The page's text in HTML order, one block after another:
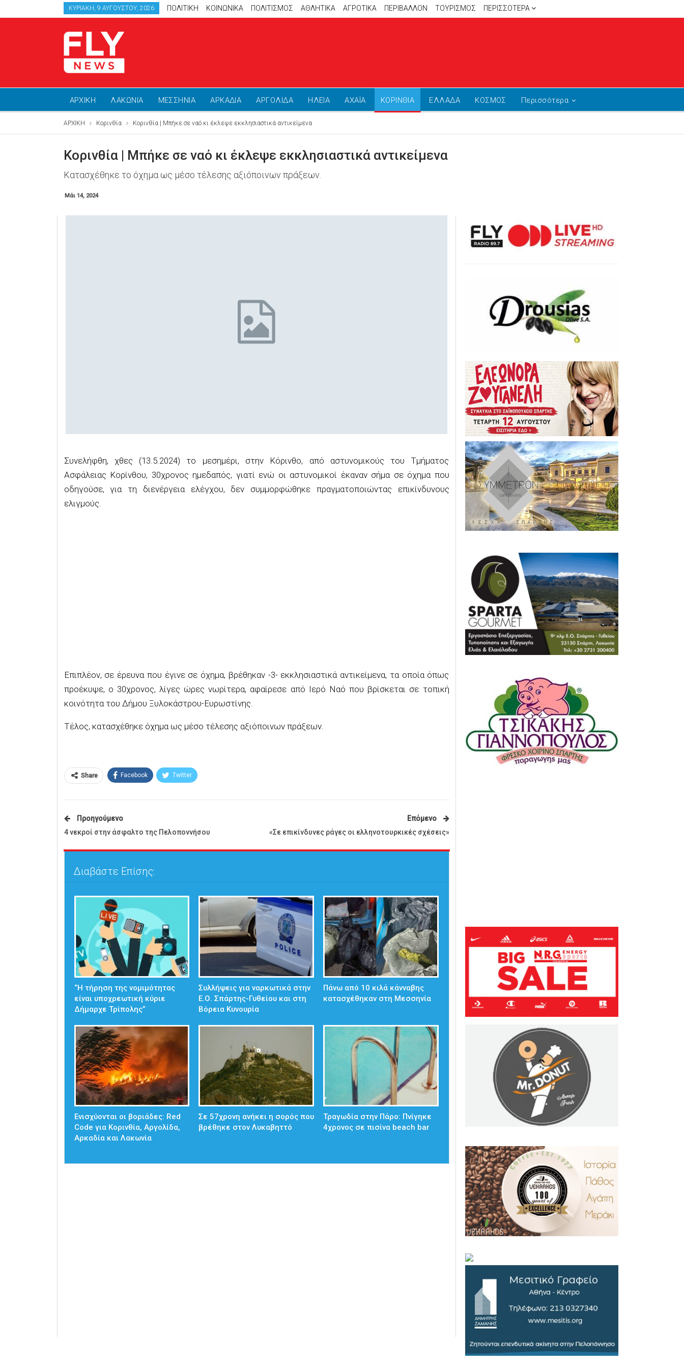
ΚΥΡΙΑΚΉ, 9 ΑΥΓΟΎΣΤΟΥ, 2026 ΠΟΛΙΤΙΚΗ ΚΟΙΝΩΝΙΚΑ ΠΟΛΙΤΙΣΜΟΣ ΑΘΛΗΤΙΚΆ ΑΓΡΟΤΙΚΑ ΠΕΡΙΒΑΛΛΟΝ ΤΟΥΡΙΣΜΟΣ ΠΕΡΙΣΣΌΤΕΡΑ
ΑΡΧΙΚΗ ΛΑΚΩΝΙΑ ΜΕΣΣΗΝΙΑ ΑΡΚΑΔΙΑ ΑΡΓΟΛΙΔΑ ΗΛΕΙΑ ΑΧΑΪΑ ΚΟΡΙΝΘΙΑ ΕΛΛΑΔΑ ΚΟΣΜΟΣ Περισσότερα
ΑΡΧΙΚΗ Κορινθία Κορινθία | Μπήκε σε ναό κι έκλεψε εκκλησιαστικά αντικείμενα
Κορινθία | Μπήκε σε ναό κι έκλεψε εκκλησιαστικά αντικείμενα
Κατασχέθηκε το όχημα ως μέσο τέλεσης αξιόποινων πράξεων.
Μάι 14, 2024
Συνελήφθη, χθες (13.5.2024) το μεσημέρι, στην Κόρινθο, από αστυνομικούς του Τμήματος
Ασφάλειας Κορίνθου, 30χρονος ημεδαπός, γιατί ενώ οι αστυνομικοί έκαναν σήμα σε όχημα που
οδηγούσε, για τη διενέργεια ελέγχου, δεν συμμορφώθηκε πραγματοποιώντας επικίνδυνους
ελιγμούς.
Επιπλέον, σε έρευνα που έγινε σε όχημα, βρέθηκαν -3- εκκλησιαστικά αντικείμενα, τα οποία όπως
προέκυψε, ο 30χρονος, λίγες ώρες νωρίτερα, αφαίρεσε από Ιερό Ναό που βρίσκεται σε τοπική
κοινότητα του Δήμου Ξυλοκάστρου-Ευρωστίνης.
Τέλος, κατασχέθηκε όχημα ως μέσο τέλεσης αξιόποινων πράξεων.
Share Facebook Twitter
Προηγούμενο
4 νεκροί στην άσφαλτο της Πελοποννήσου
Επόμενο
«Σε επικίνδυνες ράγες οι ελληνοτουρκικές σχέσεις»
Διαβάστε Επίσης:
“Η τήρηση της νομιμότητας
είναι υποχρεωτική κύριε
Δήμαρχε Τρίπολης”
Συλλήψεις για ναρκωτικά στην
Ε.Ο. Σπάρτης-Γυθείου και στη
Βόρεια Κυνουρία
Πάνω από 10 κιλά κάνναβης
κατασχέθηκαν στη Μεσσηνία
Ενισχύονται οι βοριάδες: Red
Code για Κορινθία, Αργολίδα,
Αρκαδία και Λακωνία
Σε 57χρονη ανήκει η σορός που
βρέθηκε στον Λυκαβηττό
Τραγωδία στην Πάρο: Πνίγηκε
4χρονος σε πισίνα beach bar